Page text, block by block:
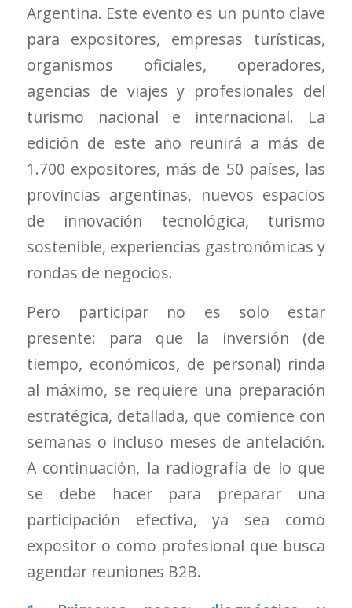
Argentina. Este evento es un punto clave
para expositores, empresas turísticas,
organismos oficiales, operadores,
agencias de viajes y profesionales del
turismo nacional e internacional. La
edición de este año reunirá a más de
1.700 expositores, más de 50 países, las
provincias argentinas, nuevos espacios
de innovación tecnológica, turismo
sostenible, experiencias gastronómicas y
rondas de negocios.
Pero participar no es solo estar
presente: para que la inversión (de
tiempo, económicos, de personal) rinda
al máximo, se requiere una preparación
estratégica, detallada, que comience con
semanas o incluso meses de antelación.
A continuación, la radiografía de lo que
se debe hacer para preparar una
participación efectiva, ya sea como
expositor o como profesional que busca
agendar reuniones B2B.